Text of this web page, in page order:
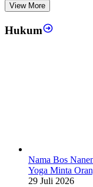
View More
Hukum
Nama Bos
Yoga Minta
29 Juli 2026